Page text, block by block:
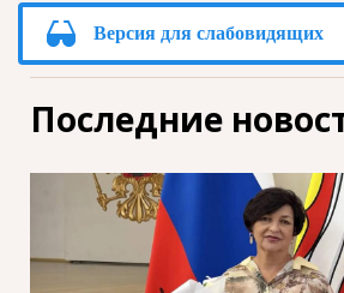
Версия для слабовидящих
Последние